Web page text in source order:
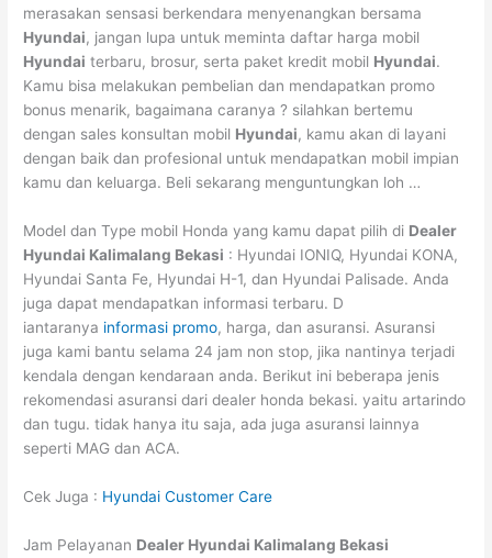
merasakan sensasi berkendara menyenangkan bersama
Hyundai, jangan lupa untuk meminta daftar harga mobil
Hyundai terbaru, brosur, serta paket kredit mobil Hyundai.
Kamu bisa melakukan pembelian dan mendapatkan promo
bonus menarik, bagaimana caranya ? silahkan bertemu
dengan sales konsultan mobil Hyundai, kamu akan di layani
dengan baik dan profesional untuk mendapatkan mobil impian
kamu dan keluarga. Beli sekarang menguntungkan loh …
Model dan Type mobil Honda yang kamu dapat pilih di Dealer
Hyundai Kalimalang Bekasi : Hyundai IONIQ, Hyundai KONA,
Hyundai Santa Fe, Hyundai H-1, dan Hyundai Palisade. Anda
juga dapat mendapatkan informasi terbaru. D
iantaranya informasi promo, harga, dan asuransi. Asuransi
juga kami bantu selama 24 jam non stop, jika nantinya terjadi
kendala dengan kendaraan anda. Berikut ini beberapa jenis
rekomendasi asuransi dari dealer honda bekasi. yaitu artarindo
dan tugu. tidak hanya itu saja, ada juga asuransi lainnya
seperti MAG dan ACA.
Cek Juga : Hyundai Customer Care
Jam Pelayanan Dealer Hyundai Kalimalang Bekasi